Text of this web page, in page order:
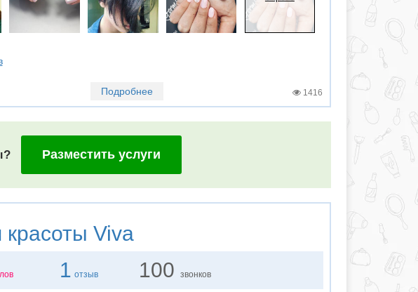
Подробнее 1416
Разместить услуги
красоты Viva
1 отзыв 100 звонков